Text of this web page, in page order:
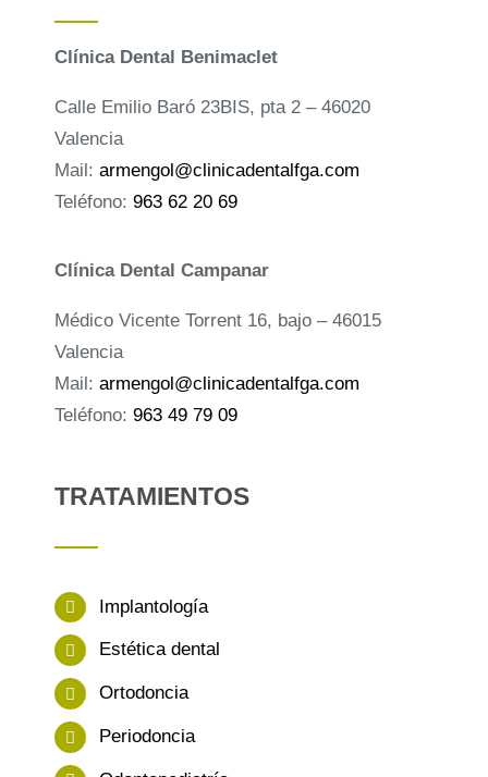
Clínica Dental Benimaclet
Calle Emilio Baró 23BIS, pta 2 – 46020
Valencia
Mail: armengol@clinicadentalfga.com
Teléfono: 963 62 20 69
Clínica Dental Campanar
Médico Vicente Torrent 16, bajo – 46015
Valencia
Mail: armengol@clinicadentalfga.com
Teléfono: 963 49 79 09
TRATAMIENTOS
Implantología
Estética dental
Ortodoncia
Periodoncia